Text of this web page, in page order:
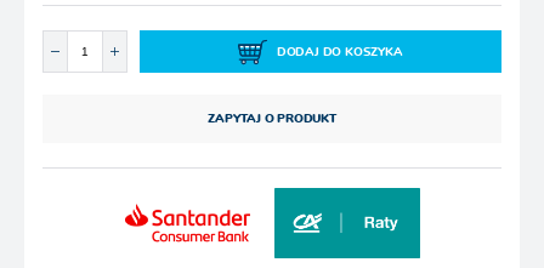
DODAJ DO KOSZYKA
ZAPYTAJ O PRODUKT